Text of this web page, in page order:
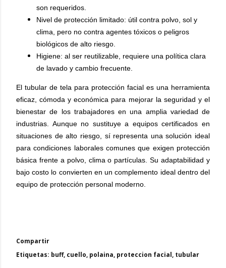
son requeridos.
Nivel de protección limitado: útil contra polvo, sol y
clima, pero no contra agentes tóxicos o peligros
biológicos de alto riesgo.
Higiene: al ser reutilizable, requiere una política clara
de lavado y cambio frecuente.
El tubular de tela para protección facial es una herramienta
eficaz, cómoda y económica para mejorar la seguridad y el
bienestar de los trabajadores en una amplia variedad de
industrias. Aunque no sustituye a equipos certificados en
situaciones de alto riesgo, sí representa una solución ideal
para condiciones laborales comunes que exigen protección
básica frente a polvo, clima o partículas. Su adaptabilidad y
bajo costo lo convierten en un complemento ideal dentro del
equipo de protección personal moderno.
Compartir
Etiquetas: buff cuello polaina proteccion facial tubular